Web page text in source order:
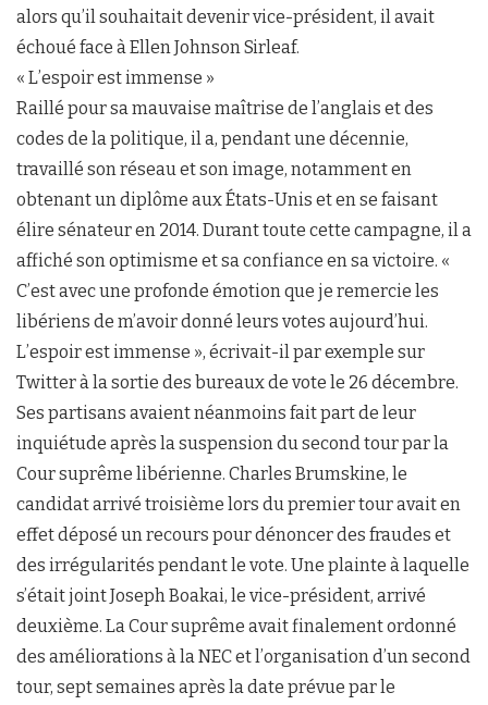
alors qu’il souhaitait devenir vice-président, il avait
échoué face à Ellen Johnson Sirleaf.
« L’espoir est immense »
Raillé pour sa mauvaise maîtrise de l’anglais et des
codes de la politique, il a, pendant une décennie,
travaillé son réseau et son image, notamment en
obtenant un diplôme aux États-Unis et en se faisant
élire sénateur en 2014. Durant toute cette campagne, il a
affiché son optimisme et sa confiance en sa victoire. «
C’est avec une profonde émotion que je remercie les
libériens de m’avoir donné leurs votes aujourd’hui.
L’espoir est immense », écrivait-il par exemple sur
Twitter à la sortie des bureaux de vote le 26 décembre.
Ses partisans avaient néanmoins fait part de leur
inquiétude après la suspension du second tour par la
Cour suprême libérienne. Charles Brumskine, le
candidat arrivé troisième lors du premier tour avait en
effet déposé un recours pour dénoncer des fraudes et
des irrégularités pendant le vote. Une plainte à laquelle
s’était joint Joseph Boakai, le vice-président, arrivé
deuxième. La Cour suprême avait finalement ordonné
des améliorations à la NEC et l’organisation d’un second
tour, sept semaines après la date prévue par le